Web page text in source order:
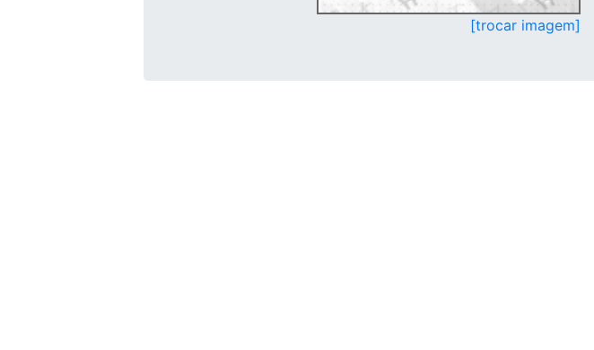
[trocar imagem]